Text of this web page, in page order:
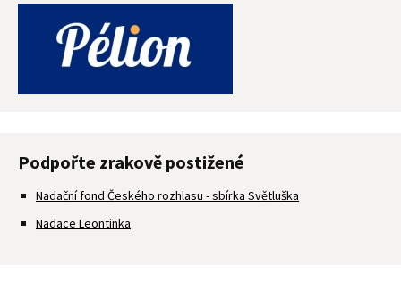
Podpořte zrakově postižené
Nadační fond Českého rozhlasu - sbírka Světluška
Nadace Leontinka